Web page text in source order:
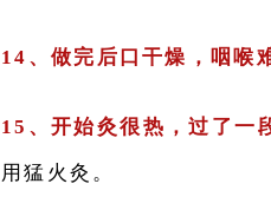
14、做完后口干燥，咽喉
15、开始灸很热，过了一
用猛火灸。